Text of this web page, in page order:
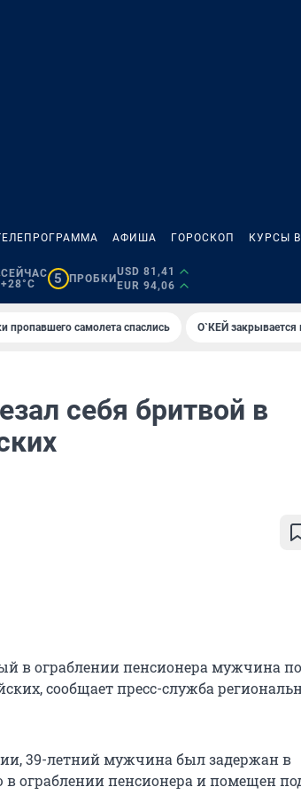
АФИША ГОРОСКОП КУРСЫ
СЕЙЧАС
+28°C
5 ПРОБКИ
USD 81,41
EUR 94,06
пропавшего самолета спаслись О`КЕЙ закрывается
себя бритвой в
в ограблении пенсионера мужчина
сообщает пресс-служба
39-летний мужчина был задержан в
в ограблении пенсионера и помещен